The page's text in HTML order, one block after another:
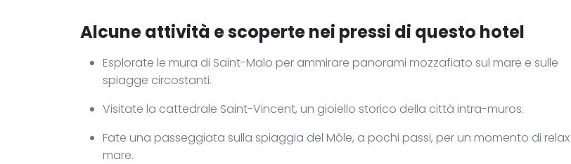
Alcune attività e scoperte nei pressi di questo hotel
Esplorate le mura di Saint-Malo per ammirare panorami mozzafiato sul mare e sulle
spiagge circostanti.
Visitate la cattedrale Saint-Vincent, un gioiello storico della città intra-muros.
Fate una passeggiata sulla spiaggia del Môle, a pochi passi, per un momento di relax
mare.